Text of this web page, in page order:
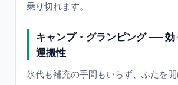
乗り切れます。
キャンプ・グランピング ── 効
運搬性
氷代も補充の手間もいらず、ふたを